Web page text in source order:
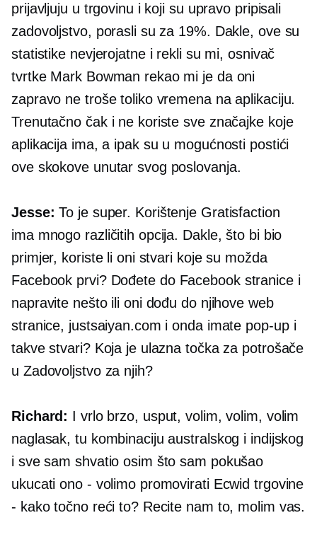
prijavljuju u trgovinu i koji su upravo pripisali
zadovoljstvo, porasli su za 19%. Dakle, ove su
statistike nevjerojatne i rekli su mi, osnivač
tvrtke Mark Bowman rekao mi je da oni
zapravo ne troše toliko vremena na aplikaciju.
Trenutačno čak i ne koriste sve značajke koje
aplikacija ima, a ipak su u mogućnosti postići
ove skokove unutar svog poslovanja.
Jesse: To je super. Korištenje Gratisfaction
ima mnogo različitih opcija. Dakle, što bi bio
primjer, koriste li oni stvari koje su možda
Facebook prvi?Dođete do Facebook stranice i
napravite nešto ili oni dođu do njihove web
stranice, justsaiyan.com i onda imate pop-upi
takve stvari? Koja je ulazna točka za potrošače
u Zadovoljstvo za njih?
Richard: I vrlo brzo, usput, volim, volim, volim
naglasak, tu kombinaciju australskog i indijskog
i sve sam shvatio osim što sam pokušao
ukucati ono - volimo promovirati Ecwid trgovine
- kako točno reći to? Recite nam to, molim vas.